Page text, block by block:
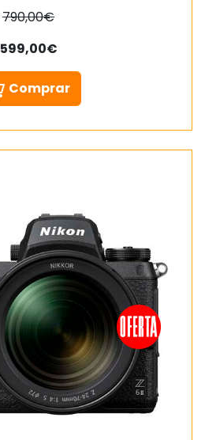
790,00€
599,00€
Comprar